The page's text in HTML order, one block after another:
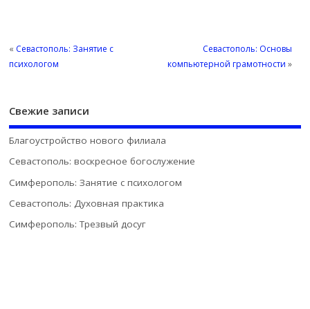
« Севастополь: Занятие с
психологом
Севастополь: Основы
компьютерной грамотности »
Свежие записи
Благоустройство нового филиала
Севастополь: воскресное богослужение
Симферополь: Занятие с психологом
Севастополь: Духовная практика
Симферополь: Трезвый досуг